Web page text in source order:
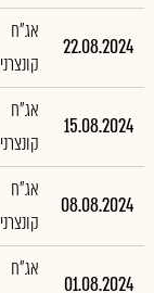
22.08.2024
אג"ח
קונצרני
15.08.2024
אג"ח
קונצרני
08.08.2024
אג"ח
קונצרני
01.08.2024
אג"ח